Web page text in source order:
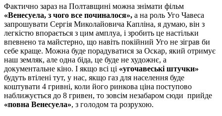
Фактично зараз на Полтавщині можна знімати фільм
«Венесуела, з чого все починалося», а на роль Уго Чавеса
запрошувати Сергія Миколайовича Капліна, я думаю, він з
легкістю впорається з цим амплуа, і зробить це настільки
впевнено та майстерно, що навіть покійний Уго не зіграв би
себе краще. Можна буде порадуватися за Оскар, який отримує
наш земляк, але одна біда, це буде не художнє, а
документальне кіно. І якщо всі ці «угочавеські штучки»
будуть втілені тут, у нас, якщо газ для населення буде
коштувати 4 гривні, коли його ринкова ціна поступово
наближується до 8 гривен, то зовсім незабаром сюди прийде
«повна Венесуела», з голодом та розрухою.